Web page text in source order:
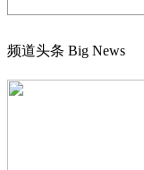
频道头条 Big News